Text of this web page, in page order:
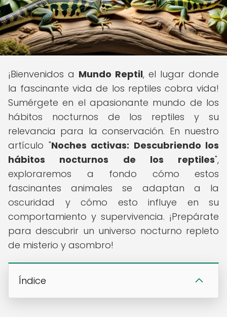
¡Bienvenidos a Mundo Reptil, el lugar donde
la fascinante vida de los reptiles cobra vida!
Sumérgete en el apasionante mundo de los
hábitos nocturnos de los reptiles y su
relevancia para la conservación. En nuestro
artículo "Noches activas: Descubriendo los
hábitos nocturnos de los reptiles",
exploraremos a fondo cómo estos
fascinantes animales se adaptan a la
oscuridad y cómo esto influye en su
comportamiento y supervivencia. ¡Prepárate
para descubrir un universo nocturno repleto
de misterio y asombro!
Índice